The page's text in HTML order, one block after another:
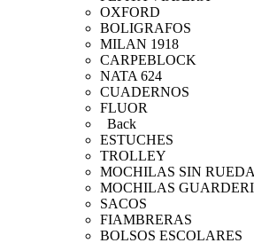
OXFORD
BOLIGRAFOS
MILAN 1918
CARPEBLOCK
NATA 624
CUADERNOS
FLUOR
Back
ESTUCHES
TROLLEY
MOCHILAS SIN
MOCHILAS
SACOS
FIAMBRERAS
BOLSOS ESCOLARES